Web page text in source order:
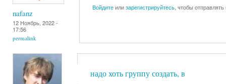
nafanz
12 Ноябрь, 2022 -
17:56
permalink
Войдитеилизарегистрируйтесь, чтобы
надо хоть группу создать, в